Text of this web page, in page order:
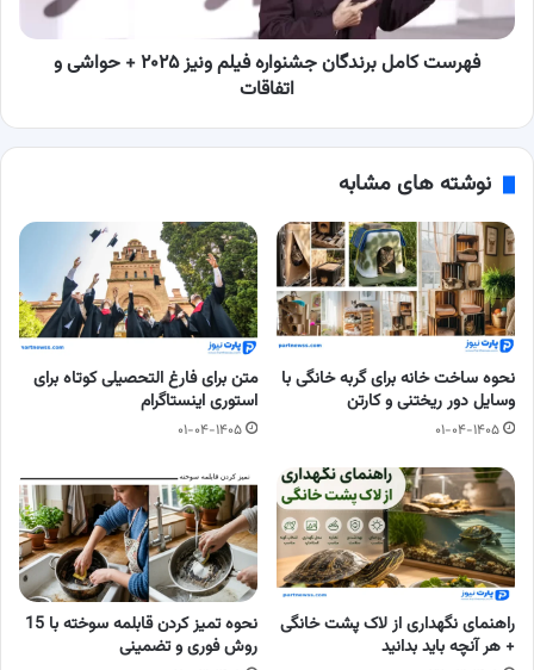
+
حواشی
فهرست کامل برندگان جشنواره فیلم ونیز ۲۰۲۵ + حواشی و
اتفاقات
نوشته های مشابه
نحوه ساخت خانه برای گربه خانگی با
وسایل دور ریختنی و کارتن
۰۱-۰۴-۱۴۰۵
متن برای فارغ التحصیلی کوتاه برای
استوری اینستاگرام
۰۱-۰۴-۱۴۰۵
راهنمای نگهداری از لاک پشت خانگی
+ هر آنچه باید بدانید
نحوه تمیز کردن قابلمه سوخته با 15
روش فوری و تضمینی